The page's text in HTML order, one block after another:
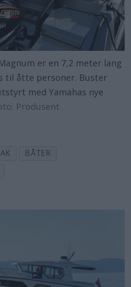
er en 7,2 meter lang
til åtte personer. Buster
med Yamahas nye
Produsent
BÅTER